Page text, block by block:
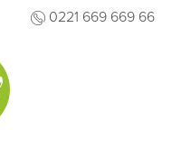
0221 669 669 66